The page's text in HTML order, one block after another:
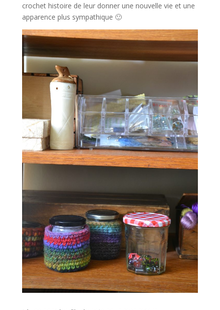
crochet histoire de leur donner une nouvelle vie et une
apparence plus sympathique 🙂